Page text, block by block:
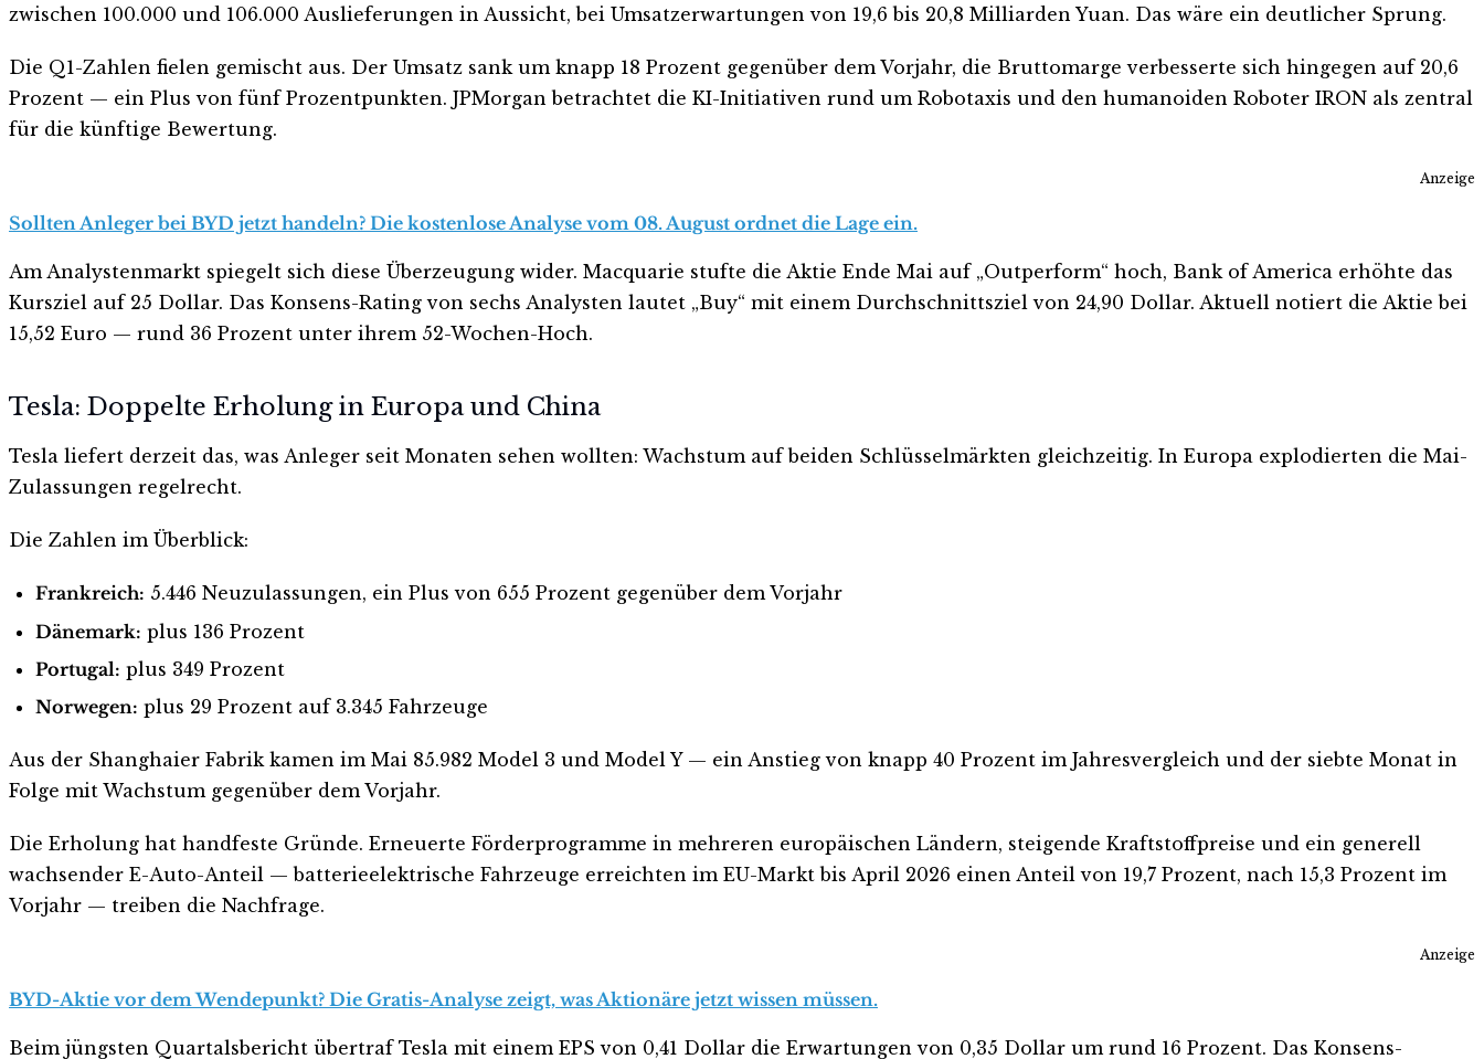
zwischen 100.000 und 106.000 Auslieferungen in Aussicht, bei Umsatzerwartungen von 19,6 bis 20,8 Milliarden Yuan. Das wäre ein deutlicher Sprung.
Die Q1-Zahlen fielen gemischt aus. Der Umsatz sank um knapp 18 Prozent gegenüber dem Vorjahr, die Bruttomarge verbesserte sich hingegen auf 20,6
Prozent — ein Plus von fünf Prozentpunkten. JPMorgan betrachtet die KI-Initiativen rund um Robotaxis und den humanoiden Roboter IRON als zentral
für die künftige Bewertung.
Anzeige
Sollten Anleger bei BYD jetzt handeln? Die kostenlose Analyse vom 08. August ordnet die Lage ein.
Am Analystenmarkt spiegelt sich diese Überzeugung wider. Macquarie stufte die Aktie Ende Mai auf „Outperform“ hoch, Bank of America erhöhte das
Kursziel auf 25 Dollar. Das Konsens-Rating von sechs Analysten lautet „Buy“ mit einem Durchschnittsziel von 24,90 Dollar. Aktuell notiert die Aktie bei
15,52 Euro — rund 36 Prozent unter ihrem 52-Wochen-Hoch.
Tesla: Doppelte Erholung in Europa und China
Tesla liefert derzeit das, was Anleger seit Monaten sehen wollten: Wachstum auf beiden Schlüsselmärkten gleichzeitig. In Europa explodierten die Mai-
Zulassungen regelrecht.
Die Zahlen im Überblick:
Frankreich: 5.446 Neuzulassungen, ein Plus von 655 Prozent gegenüber dem Vorjahr
Dänemark: plus 136 Prozent
Portugal: plus 349 Prozent
Norwegen: plus 29 Prozent auf 3.345 Fahrzeuge
Aus der Shanghaier Fabrik kamen im Mai 85.982 Model 3 und Model Y — ein Anstieg von knapp 40 Prozent im Jahresvergleich und der siebte Monat in
Folge mit Wachstum gegenüber dem Vorjahr.
Die Erholung hat handfeste Gründe. Erneuerte Förderprogramme in mehreren europäischen Ländern, steigende Kraftstoffpreise und ein generell
wachsender E-Auto-Anteil — batterieelektrische Fahrzeuge erreichten im EU-Markt bis April 2026 einen Anteil von 19,7 Prozent, nach 15,3 Prozent im
Vorjahr — treiben die Nachfrage.
Anzeige
BYD-Aktie vor dem Wendepunkt? Die Gratis-Analyse zeigt, was Aktionäre jetzt wissen müssen.
Beim jüngsten Quartalsbericht übertraf Tesla mit einem EPS von 0,41 Dollar die Erwartungen von 0,35 Dollar um rund 16 Prozent. Das Konsens-